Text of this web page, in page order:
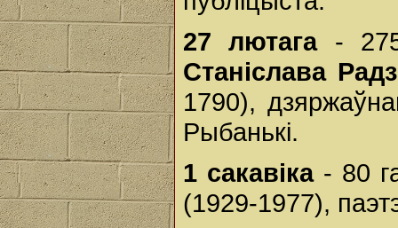
27 лютага- 275
Станіслава
1790),
Рыбанькі.
1 сакавіка- 80
(1929-1977),